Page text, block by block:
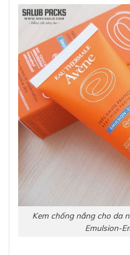
Kem chống nắng cho da
Emulsion-